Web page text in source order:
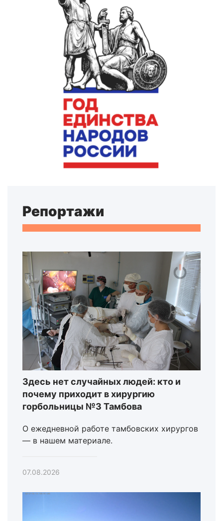
Репортажи
Здесь нет случайных людей: кто и
почему приходит в хирургию
горбольницы №3 Тамбова
О ежедневной работе тамбовских хирургов
— в нашем материале.
07.08.2026